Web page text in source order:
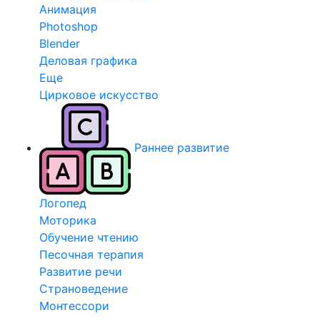
Анимация
Photoshop
Blender
Деловая графика
Еще
Цирковое искусство
Раннее развитие
Логопед
Моторика
Обучение чтению
Песочная терапия
Развитие речи
Страноведение
Монтессори